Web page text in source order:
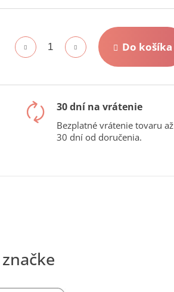
Do košíka
30 dní na vrátenie
Bezplatné vrátenie tovaru až
30 dní od doručenia.